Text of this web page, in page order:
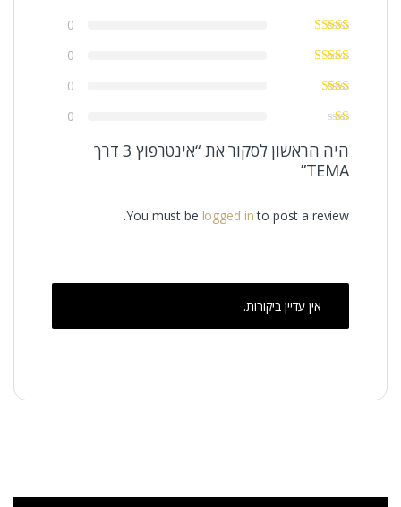
0
0
0
0
היה הראשון לסקור את “אינטרפוץ 3 דרך
TEMA”
You must be logged into post a review.
אין עדיין ביקורות.